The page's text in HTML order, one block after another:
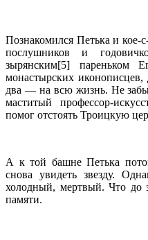
Познакомился Петька и кое-
послушников и
зырянским[5] пареньком
монастырских
два — на всю жизнь. Не
маститый профессор-
помог отстоять Троицкую
А к той башне Петька
снова увидеть звезду.
холодный, мертвый. Что до
памяти.